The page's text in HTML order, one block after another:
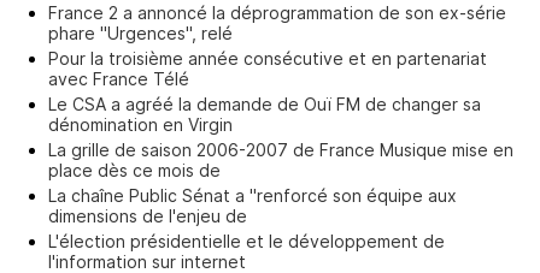
France 2 a annoncé la déprogrammation de son ex-série
phare "Urgences", relé
Pour la troisième année consécutive et en partenariat
avec France Télé
Le CSA a agréé la demande de Ouï FM de changer sa
dénomination en Virgin
La grille de saison 2006-2007 de France Musique mise en
place dès ce mois de
La chaîne Public Sénat a "renforcé son équipe aux
dimensions de l'enjeu de
L'élection présidentielle et le développement de
l'information sur internet